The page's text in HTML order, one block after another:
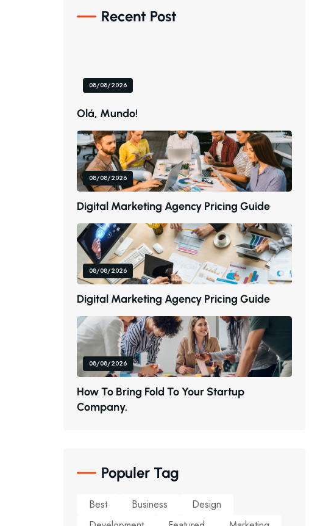
Recent Post
08/08/2026
OLÁ, MUNDO!
08/08/2026
DIGITAL MARKETING AGENCY PRICING GUIDE
08/08/2026
DIGITAL MARKETING AGENCY PRICING GUIDE
08/08/2026
HOWTO BRING FOLD TOYOUR STARTUP
COMPANY.
Populer Tag
Best Business
Design